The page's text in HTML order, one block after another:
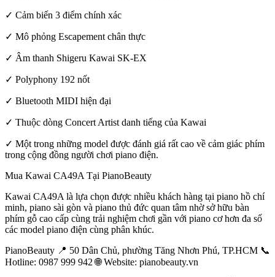
✓ Cảm biến 3 điểm chính xác
✓ Mô phỏng Escapement chân thực
✓ Âm thanh Shigeru Kawai SK-EX
✓ Polyphony 192 nốt
✓ Bluetooth MIDI hiện đại
✓ Thuộc dòng Concert Artist danh tiếng của Kawai
✓ Một trong những model được đánh giá rất cao về cảm giác phím
trong cộng đồng người chơi piano điện.
Mua Kawai CA49A Tại PianoBeauty
Kawai CA49A là lựa chọn được nhiều khách hàng tại piano hồ chí
minh, piano sài gòn và piano thủ đức quan tâm nhờ sở hữu bàn
phím gỗ cao cấp cùng trải nghiệm chơi gần với piano cơ hơn đa số
các model piano điện cùng phân khúc.
PianoBeauty 📍 50 Dân Chủ, phường Tăng Nhơn Phú, TP.HCM 📞
Hotline: 0987 999 942 🌐 Website: pianobeauty.vn